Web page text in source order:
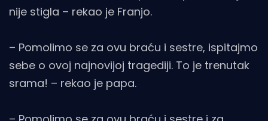
nije stigla – rekao je Franjo.
– Pomolimo se za ovu braću i sestre, ispitajmo
sebe o ovoj najnovijoj tragediji. To je trenutak
srama! – rekao je papa.